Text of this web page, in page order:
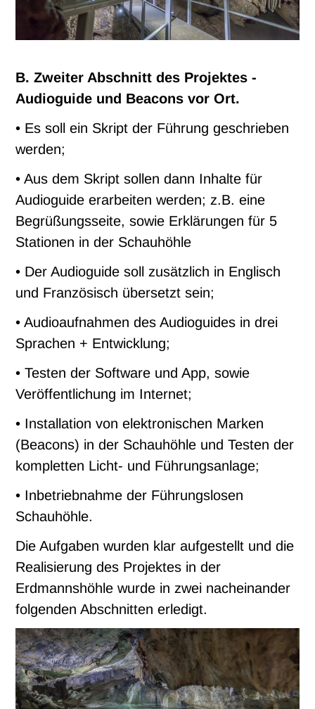
B. Zweiter Abschnitt des Projektes -
Audioguide und Beacons vor Ort.
• Es soll ein Skript der Führung geschrieben
werden;
• Aus dem Skript sollen dann Inhalte für
Audioguide erarbeiten werden; z.B. eine
Begrüßungsseite, sowie Erklärungen für 5
Stationen in der Schauhöhle
• Der Audioguide soll zusätzlich in Englisch
und Französisch übersetzt sein;
• Audioaufnahmen des Audioguides in drei
Sprachen + Entwicklung;
• Testen der Software und App, sowie
Veröffentlichung im Internet;
• Installation von elektronischen Marken
(Beacons) in der Schauhöhle und Testen der
kompletten Licht- und Führungsanlage;
• Inbetriebnahme der Führungslosen
Schauhöhle.
Die Aufgaben wurden klar aufgestellt und die
Realisierung des Projektes in der
Erdmannshöhle wurde in zwei nacheinander
folgenden Abschnitten erledigt.